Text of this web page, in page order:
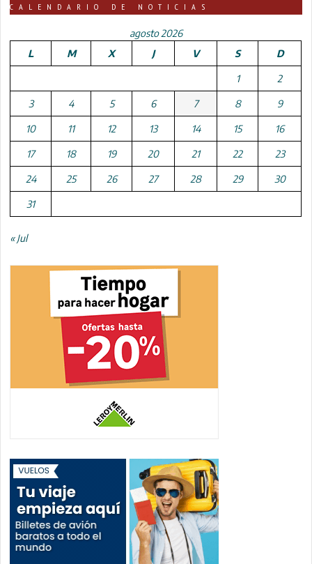
CALENDARIO DE NOTICIAS
agosto 2026
L
M X J V S D
1 2
3 4 5 6 7 8 9
10 11 12 13 14 15 16
17 18 19 20 21 22 23
24 25 26 27 28 29 30
31
« Jul